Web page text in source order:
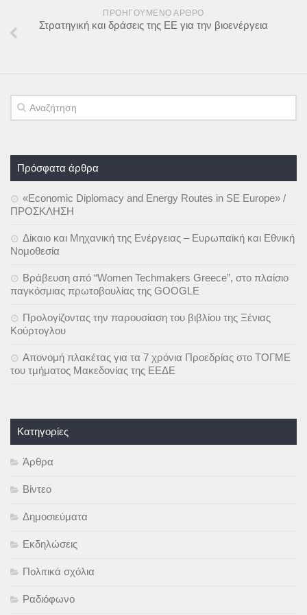
ΠΡΟΗΓΟΎΜΕΝΟ ΆΡΘΡΟ
Στρατηγική και δράσεις της ΕΕ για την βιοενέργεια
Πρόσφατα άρθρα
«Economic Diplomacy and Energy Routes in SE Europe» /
ΠΡΟΣΚΛΗΣΗ
Δίκαιο και Μηχανική της Ενέργειας – Ευρωπαϊκή και Εθνική
Νομοθεσία
Βράβευση από “Women Techmakers Greece”, στο πλαίσιο
παγκόσμιας πρωτοβουλίας της GOOGLE
Προλογίζοντας την παρουσίαση του βιβλίου της Ξένιας
Κούρτογλου
Απονομή πλακέτας για τα 7 χρόνια Προεδρίας στο ΤΟΓΜΕ
του τμήματος Μακεδονίας της ΕΕΔΕ
Kατηγορίες
Άρθρα
Βίντεο
Δημοσιεύματα
Εκδηλώσεις
Πολιτικά σχόλια
Ραδιόφωνο